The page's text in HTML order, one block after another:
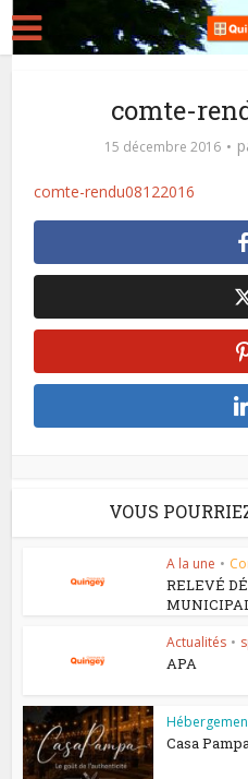
comte-
15 décembre 2016
comte-rendu08122016
VOUS
A la une •
RELEVÉ
Actualités •
APA
Casa